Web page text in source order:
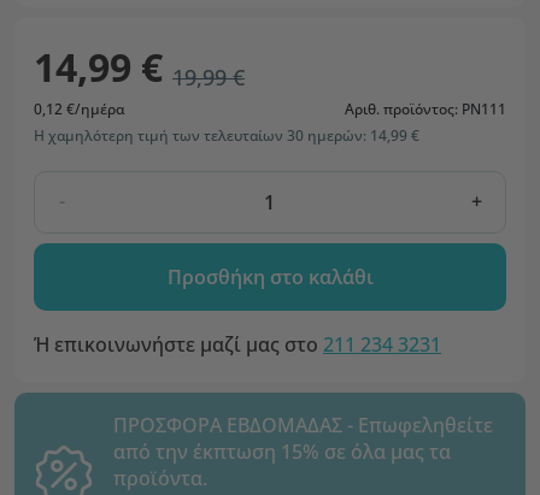
14,99 € 19,99 €
0,12 €/ημέρα
Αριθ. προϊόντος: PN111
Η χαμηλότερη τιμή των τελευταίων 30 ημερών: 14,99 €
- +
Προσθήκη στο καλάθι
Ή επικοινωνήστε μαζί μας στο 211 234 3231
ΠΡΟΣΦΟΡΑ ΕΒΔΟΜΑΔΑΣ - Επωφεληθείτε
από την έκπτωση 15% σε όλα μας τα
προϊόντα.